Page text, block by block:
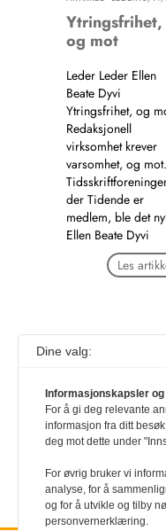
Ytringsfrihet,
og mot
Leder Leder Ellen
Beate Dyvi
Ytringsfrihet, og
Redaksjonell
virksomhet krever
varsomhet, og
der Tidende er
medlem, ble det
Ellen Beate Dyvi
Les
Dine valg:
Informasjonskapsler
For å gi deg relevante
informasjon fra ditt
deg mot dette under
For øvrig bruker vi
analyse, for å
og for å utvikle og tilby
personvernerklæring.